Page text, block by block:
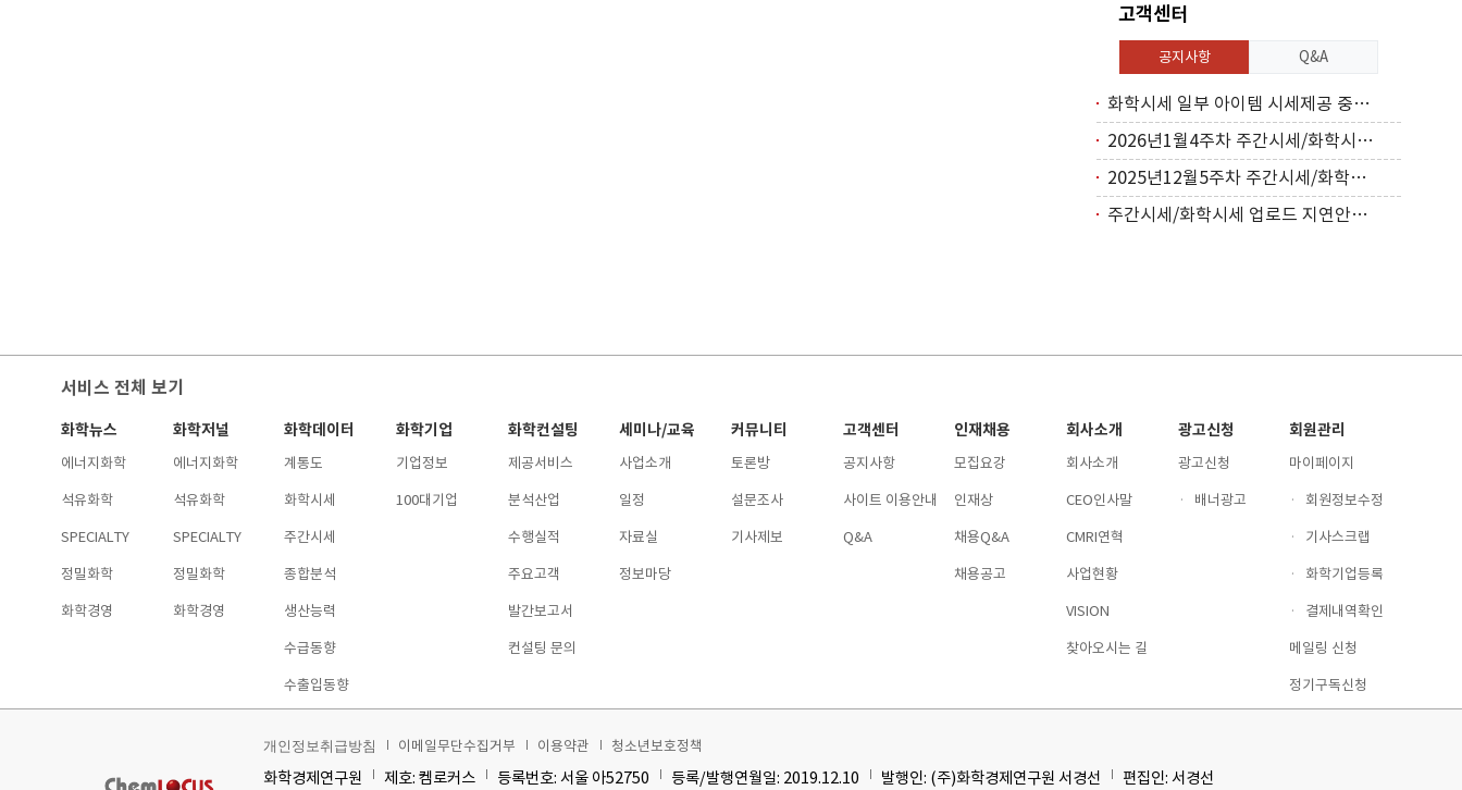
고객센터
공지사항 Q&A
화학시세 일부 아이템 시세제공 중단(2026..
2026년1월4주차 주간시세/화학시세 업로드..
2025년12월5주차 주간시세/화학시세 업로..
주간시세/화학시세 업로드 지연안내(2025년..
서비스 전체 보기
화학뉴스
에너지화학
석유화학
SPECIALTY
정밀화학
화학경영
화학저널
에너지화학
석유화학
SPECIALTY
정밀화학
화학경영
화학데이터
계통도
화학시세
주간시세
종합분석
생산능력
수급동향
수출입동향
화학기업
기업정보
100대기업
화학컨설팅
제공서비스
분석산업
수행실적
주요고객
발간보고서
컨설팅 문의
세미나/교육
사업소개
일정
자료실
정보마당
커뮤니티
토론방
설문조사
기사제보
고객센터
공지사항
사이트 이용안내
Q&A
인재채용
모집요강
인재상
채용Q&A
채용공고
회사소개
회사소개
CEO인사말
CMRI연혁
사업현황
VISION
찾아오시는 길
광고신청
광고신청
·
배너광고
회원관리
마이페이지
·
회원정보수정
·
기사스크랩
·
화학기업등록
·
결제내역확인
메일링 신청
정기구독신청
개인정보취급방침 이메일무단수집거부 이용약관 청소년보호정책
화학경제연구원 제호: 켐로커스 등록번호: 서울 아52750 등록/발행연월일: 2019.12.10 발행인: (주)화학경제연구원 서경선 편집인: 서경선